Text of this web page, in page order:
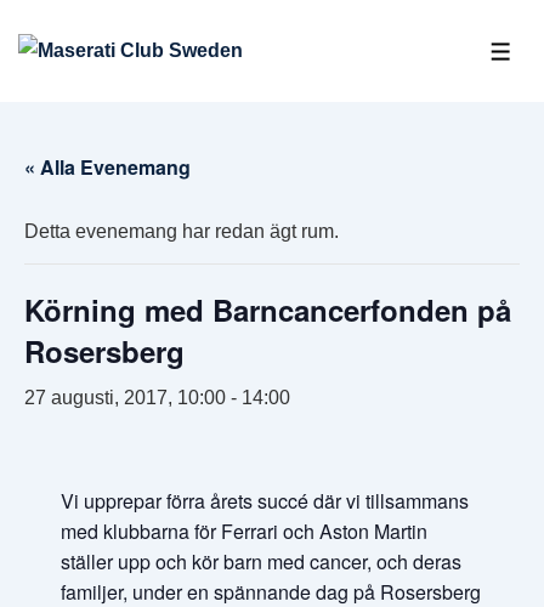
Hoppa
« Alla Evenemang
Detta evenemang har redan ägt rum.
Körning med Barncancerfonden på
Rosersberg
27 augusti, 2017, 10:00 - 14:00
Vi upprepar förra årets succé där vi tillsammans
med klubbarna för Ferrari och Aston Martin
ställer upp och kör barn med cancer, och deras
familjer, under en spännande dag på Rosersberg